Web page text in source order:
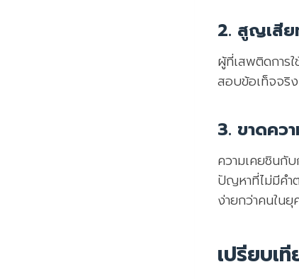
2. สูญเสีย
ผู้ที่เสพติดการ
สอบข้อเท็จจริ
3. ขาดคว
ความเคยชินกั
ปัญหาที่ไม่มีคำ
ง่ายกว่าคนใน
เปรียบเ